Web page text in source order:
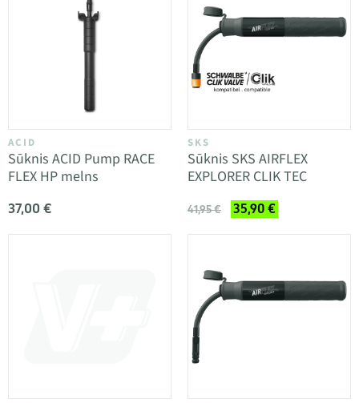
ACID
Sūknis ACID Pump RACE
FLEX HP melns
37,00 €
SKS
Sūknis SKS AIRFLEX
EXPLORER CLIK TEC
41,95 € 35,90 €